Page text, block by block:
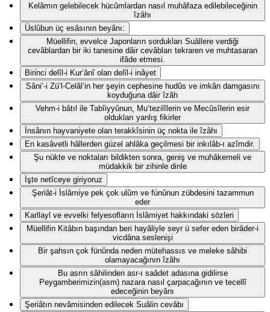
Kelâmın gelebilecek hücûmlardan nasıl muhâfaza edilebileceğinin
îzâhı
Üslûbun üç esâsının beyânı:
Müellifin, evvelce Japonların sordukları Suâllere verdiği
cevâblardan bir iki tanesine dâir cevâbları tekraren ve muhtasaran
ifâde etmesi.
Birinci delîl-i Kur’ânî olan delîl-i inâyet
Sâni‘-i Zü’l-Celâl’in her şeyin cephesine hudûs ve imkân damgasını
koyduğuna dâir îzâh
Vehm-i bâtıl ile Tabîiyyûnun, Mu‘tezilîlerin ve Mecûsîlerin esir
oldukları yanlış fikirler
İnsânın hayvaniyete olan terakkîsinin üç nokta ile îzâhı
En kasâvetli hâllerden güzel ahlâka geçilmesi bir inkılâb-ı azîmdir.
Şu nükte ve noktaları bildikten sonra, geniş ve muhâkemeli ve
müdakkik bir zihinle dinle
İşte netîceye giriyoruz
Şeriât-i İslâmiye pek çok ulûm ve fünûnun zübdesini tazammun
eder
Karllayl ve evvelki felyesofların İslâmiyet hakkındaki sözleri
Müellifin Kitâbın başından beri hayâliyle seyr ü sefer eden birâder-i
vicdâna seslenişi
Bir şahsın çok fünûnda neden mütehassıs ve meleke sâhibi
olamayacağının îzâhı
Bu asrın sâhilinden asr-ı saâdet adasına gidilirse
Peygamberimizin(asm) nazara nasıl çarpacağının ve tecellî
edeceğinin beyânı
Şeriâtın nevâmisinden edilecek Suâlin cevâbı